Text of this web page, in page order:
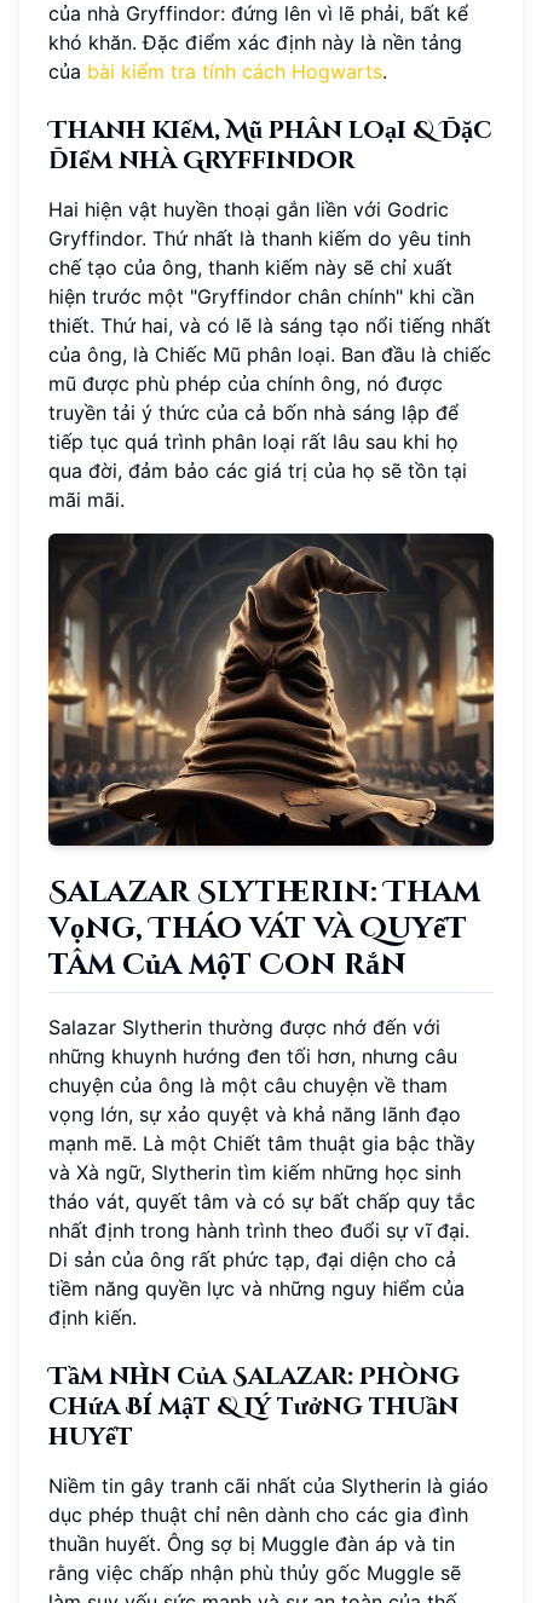
của nhà Gryffindor: đứng lên vì lẽ phải, bất kể
khó khăn. Đặc điểm xác định này là nền tảng
của bài kiểm tra tính cách Hogwarts.
Thanh kiếm, Mũ phân loại & Đặc
điểm nhà Gryffindor
Hai hiện vật huyền thoại gắn liền với Godric
Gryffindor. Thứ nhất là thanh kiếm do yêu tinh
chế tạo của ông, thanh kiếm này sẽ chỉ xuất
hiện trước một "Gryffindor chân chính" khi cần
thiết. Thứ hai, và có lẽ là sáng tạo nổi tiếng nhất
của ông, là Chiếc Mũ phân loại. Ban đầu là chiếc
mũ được phù phép của chính ông, nó được
truyền tải ý thức của cả bốn nhà sáng lập để
tiếp tục quá trình phân loại rất lâu sau khi họ
qua đời, đảm bảo các giá trị của họ sẽ tồn tại
mãi mãi.
Salazar Slytherin: Tham
vọng, Tháo vát và Quyết
tâm của một Con rắn
Salazar Slytherin thường được nhớ đến với
những khuynh hướng đen tối hơn, nhưng câu
chuyện của ông là một câu chuyện về tham
vọng lớn, sự xảo quyệt và khả năng lãnh đạo
mạnh mẽ. Là một Chiết tâm thuật gia bậc thầy
và Xà ngữ, Slytherin tìm kiếm những học sinh
tháo vát, quyết tâm và có sự bất chấp quy tắc
nhất định trong hành trình theo đuổi sự vĩ đại.
Di sản của ông rất phức tạp, đại diện cho cả
tiềm năng quyền lực và những nguy hiểm của
định kiến.
Tầm nhìn của Salazar: Phòng
chứa Bí mật & Lý tưởng thuần
huyết
Niềm tin gây tranh cãi nhất của Slytherin là giáo
dục phép thuật chỉ nên dành cho các gia đình
thuần huyết. Ông sợ bị Muggle đàn áp và tin
rằng việc chấp nhận phù thủy gốc Muggle sẽ